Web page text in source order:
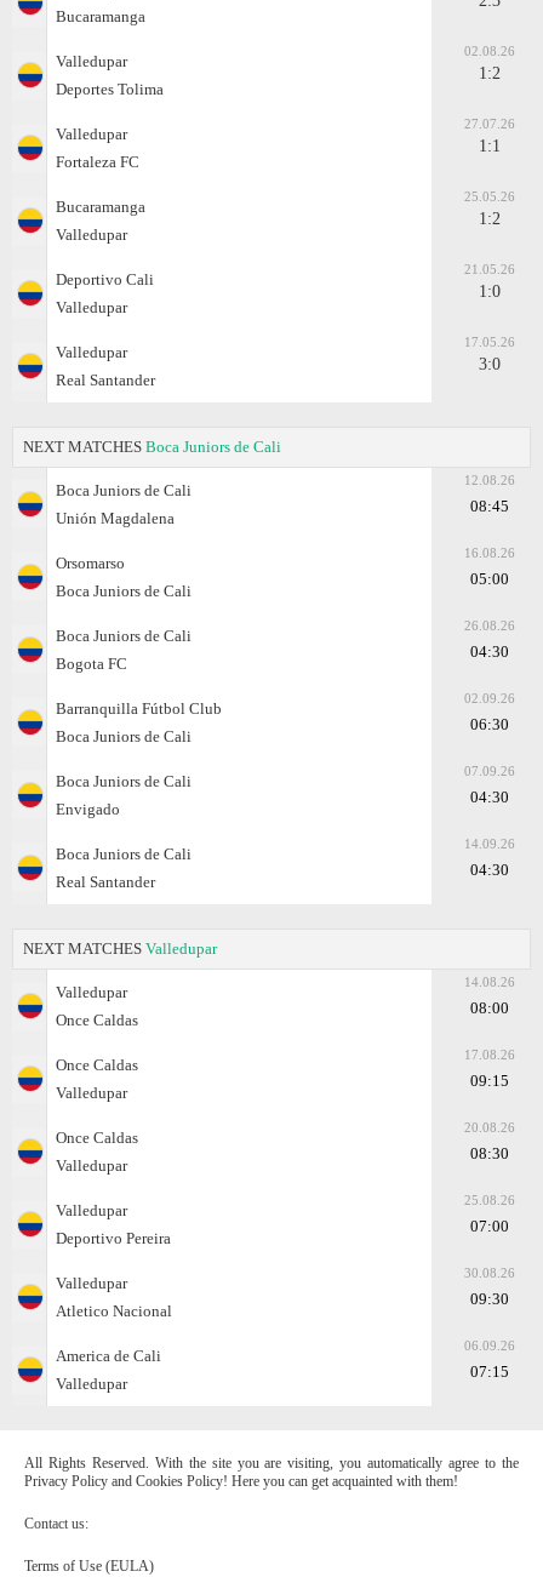
Bucaramanga
Valledupar
Deportes Tolima
02.08.26
1:2
Valledupar
Fortaleza FC
27.07.26
1:1
Bucaramanga
Valledupar
25.05.26
1:2
Deportivo Cali
Valledupar
21.05.26
1:0
Valledupar
Real Santander
17.05.26
3:0
NEXT MATCHES Boca Juniors de Cali
Boca Juniors de Cali
Unión Magdalena
12.08.26
08:45
Orsomarso
Boca Juniors de Cali
16.08.26
05:00
Boca Juniors de Cali
Bogota FC
26.08.26
04:30
Barranquilla Fútbol Club
Boca Juniors de Cali
02.09.26
06:30
Boca Juniors de Cali
Envigado
07.09.26
04:30
Boca Juniors de Cali
Real Santander
14.09.26
04:30
NEXT MATCHES Valledupar
Valledupar
Once Caldas
14.08.26
08:00
Once Caldas
Valledupar
17.08.26
09:15
Once Caldas
Valledupar
20.08.26
08:30
Valledupar
Deportivo Pereira
25.08.26
07:00
Valledupar
Atletico Nacional
30.08.26
09:30
America de Cali
Valledupar
06.09.26
07:15
All Rights Reserved. With the site you are visiting, you automatically agree to the
Privacy Policy and Cookies Policy! Here you can get acquainted with them!
Contact us:
Terms of Use (EULA)